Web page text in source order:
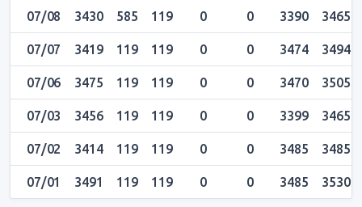
07/08 3430 585 119 0 0 3390 3465
07/07 3419 119 119 0 0 3474 3494
07/06 3475 119 119 0 0 3470 3505
07/03 3456 119 119 0 0 3399 3465
07/02 3414 119 119 0 0 3485 3485
07/01 3491 119 119 0 0 3485 3530